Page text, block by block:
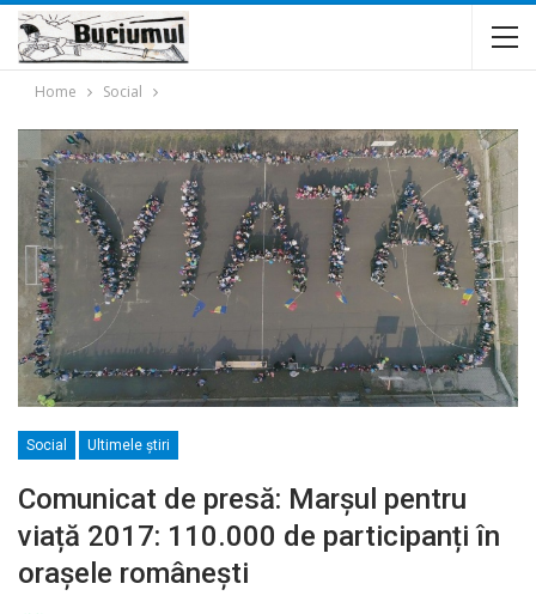
Home Social
Social Ultimele ştiri
Comunicat de presă: Marșul pentru
viață 2017: 110.000 de participanți în
orașele românești